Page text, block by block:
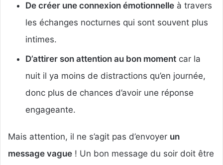
De créer une connexion émotionnelle à travers
les échanges nocturnes qui sont souvent plus
intimes.
D’attirer son attention au bon moment car la
nuit il ya moins de distractions qu’en journée,
donc plus de chances d’avoir une réponse
engageante.
Mais attention, il ne s’agit pas d’envoyer un
message vague ! Un bon message du soir doit être